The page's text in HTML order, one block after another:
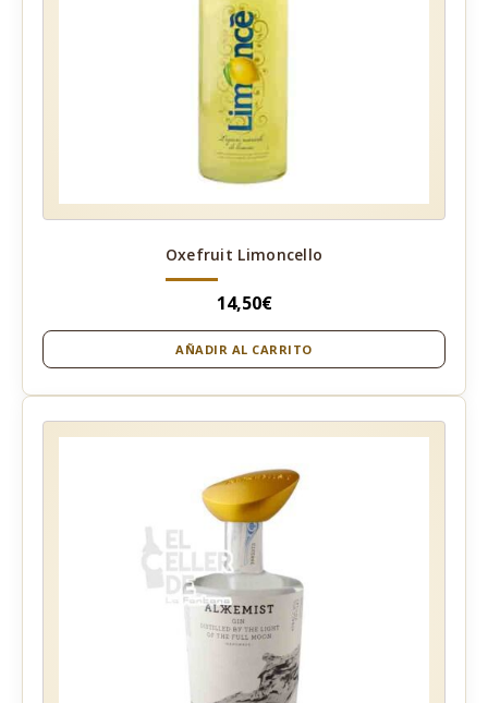
Oxefruit Limoncello
14,50€
AÑADIR AL CARRITO